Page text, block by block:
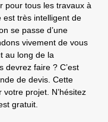
pour tous les travaux à
très intelligent de
se passe d’une
vivement de vous
au long de la
devrez faire ? C’est
de devis. Cette
projet. N’hésitez
gratuit.